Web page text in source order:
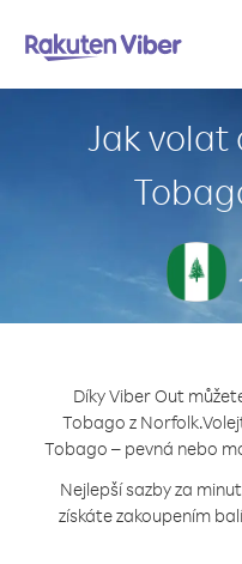
Jak volat
Díky Viber Out
Tobago z Norfolk.
Tobago – pevná nebo
Nejlepší sazby za
získáte zakoupením